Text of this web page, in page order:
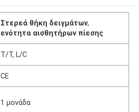
Στερεά θήκη δειγμάτων,
ενότητα αισθητήρων πίεσης
T/T, L/C
CE
1 μονάδα